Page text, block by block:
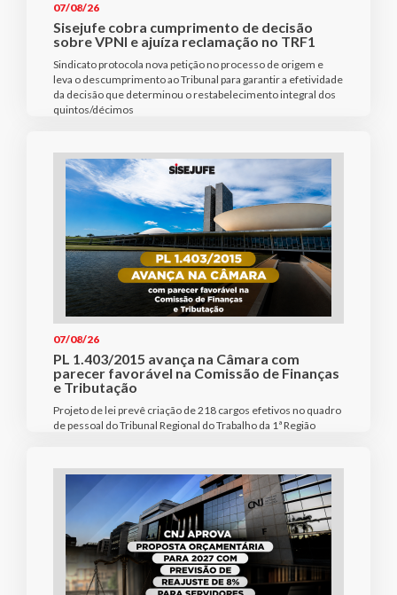
07/08/26
Sisejufe cobra cumprimento de decisão
sobre VPNI e ajuíza reclamação no TRF1
Sindicato protocola nova petição no processo de origem e
leva o descumprimento ao Tribunal para garantir a efetividade
da decisão que determinou o restabelecimento integral dos
quintos/décimos
07/08/26
PL 1.403/2015 avança na Câmara com
parecer favorável na Comissão de Finanças
e Tributação
Projeto de lei prevê criação de 218 cargos efetivos no quadro
de pessoal do Tribunal Regional do Trabalho da 1ª Região